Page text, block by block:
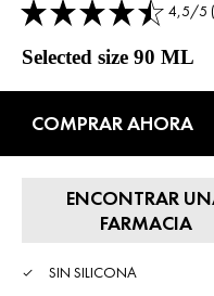
4,5/5
Selected size 90 ML
COMPRAR AHORA
ENCONTRAR
FARMACIA
SIN SILICONA